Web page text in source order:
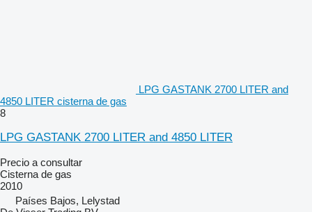
LPG GASTANK 2700 LITER and
4850 LITER cisterna de gas
8
LPG GASTANK 2700 LITER and 4850 LITER
Precio a consultar
Cisterna de gas
2010
Países Bajos, Lelystad